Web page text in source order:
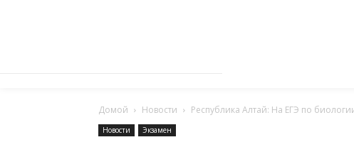
Домой Новости Республика Алтай: На ЕГЭ по
Новости Экзамен